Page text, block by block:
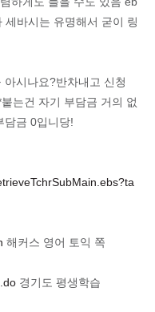
바시는 유명해서 굳이 링
시나요?반차내고 신청
는건 자기 부담금 거의 없
담금 0입니당!
해커스 영어 토익 쪽
경기도 평생학습